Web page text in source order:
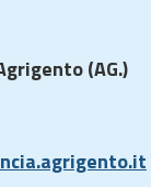
(AG.)